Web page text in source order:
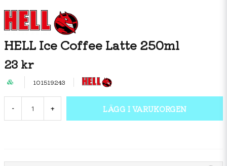
HELL Ice Coffee Latte 250ml
23 kr
101519243
- + LÄGG I VARUKORGEN